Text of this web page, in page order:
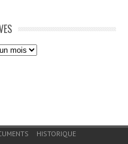
HISTORIQUE